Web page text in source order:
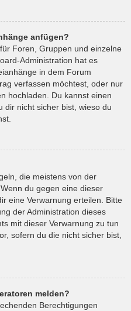
anfügen?
Foren, Gruppen und einzelne
Administration hat es
in dem Forum
verfassen möchtest, oder nur
hochladen. Du kannst einen
dir nicht sicher bist, wieso du
die meistens von der
du gegen eine dieser
eine Verwarnung erteilen. Bitte
der Administration dieses
mit dieser Verwarnung zu tun
sofern du die nicht sicher bist,
melden?
Berechtigungen